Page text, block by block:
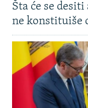
Šta će se
ne konstituiše